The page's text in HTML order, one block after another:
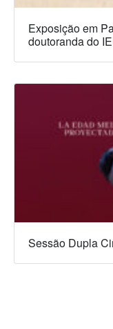
Exposição em
doutoranda do
Sessão Dupla